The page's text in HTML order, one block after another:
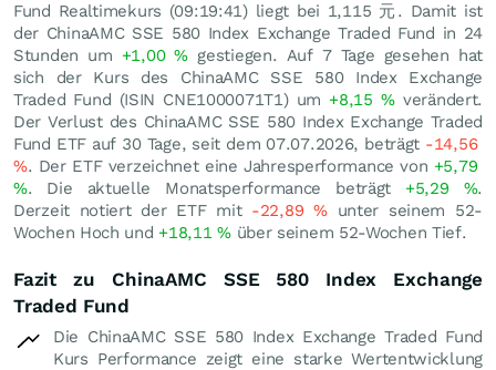
Fund Realtimekurs (09:19:41) liegt bei 1,115 元. Damit ist
der ChinaAMC SSE 580 Index Exchange Traded Fund in 24
Stunden um +1,00% gestiegen. Auf 7 Tage gesehen hat
sich der Kurs des ChinaAMC SSE 580 Index Exchange
Traded Fund (ISIN CNE1000071T1) um +8,15%verändert.
Der Verlust des ChinaAMC SSE 580 Index Exchange Traded
Fund ETF auf 30 Tage, seit dem 07.07.2026, beträgt -14,56
%. Der ETF verzeichnet eine Jahresperformance von +5,79
%. Die aktuelle Monatsperformance beträgt +5,29 %.
Derzeit notiert der ETF mit -22,89%unter seinem 52-
Wochen Hoch und +18,11%über seinem 52-Wochen Tief.
Fazit zu ChinaAMC SSE 580 Index Exchange
Traded Fund
Die ChinaAMC SSE 580 Index Exchange Traded Fund
Kurs Performance zeigt eine starke Wertentwicklung